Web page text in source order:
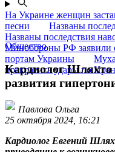
На Украине женщин
песни
Названы
Названы последствия
Минобороны РФ заявили
портам Украины
прекратить удары по
Общество
Кардиолог
развития
Павлова Ольга
25 октября 2024, 16:21
Кардиолог Евгений